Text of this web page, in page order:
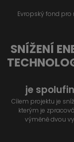
Evropský fond pro
SNÍŽENÍ
je
Cílem projektu je
kterým je
výměně dvou